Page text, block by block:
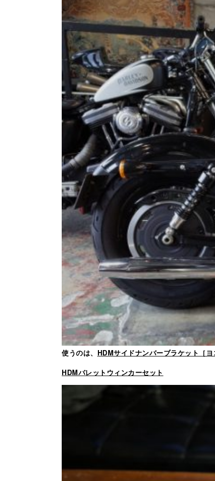
使うのは、 HDMサイドナンバーブラケット［ヨ
HDMバレットウィンカーセット